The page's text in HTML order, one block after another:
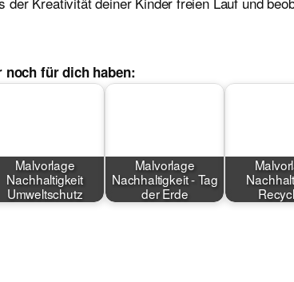
noch für dich haben:
Malvorlage
Nachhaltigkeit
Umweltschutz
Malvorlage
Nachhaltigkeit - Tag
der Erde